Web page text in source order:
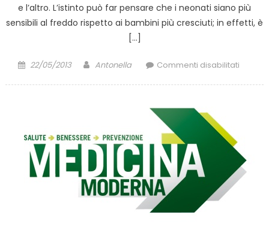
e l’altro. L’istinto può far pensare che i neonati siano più
sensibili al freddo rispetto ai bambini più cresciuti; in effetti, è
[…]
Posted
22/05/2013 Author
Antonella Commenti disabilitatisu